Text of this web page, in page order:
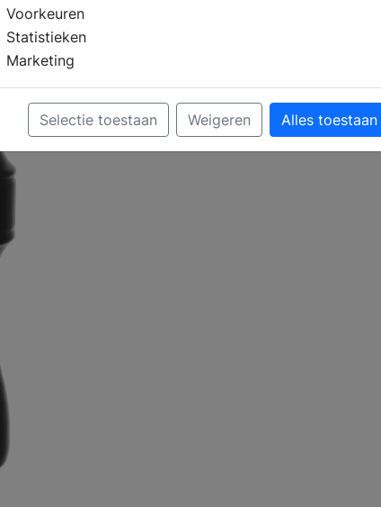
Voorkeuren
Statistieken
Marketing
Selectie toestaan Weigeren Alles toestaan